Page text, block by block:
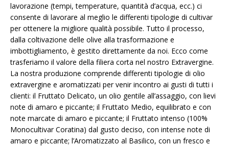
lavorazione (tempi, temperature, quantità d’acqua, ecc.) ci
consente di lavorare al meglio le differenti tipologie di cultivar
per ottenere la migliore qualità possibile. Tutto il processo,
dalla coltivazione delle olive alla trasformazione e
imbottigliamento, è gestito direttamente da noi. Ecco come
trasferiamo il valore della filiera corta nel nostro Extravergine.
La nostra produzione comprende differenti tipologie di olio
extravergine e aromatizzati per venir incontro ai gusti di tutti i
clienti: il Fruttato Delicato, un olio gentile all’assaggio, con lievi
note di amaro e piccante; il Fruttato Medio, equilibrato e con
note marcate di amaro e piccante; il Fruttato intenso (100%
Monocultivar Coratina) dal gusto deciso, con intense note di
amaro e piccante; l’Aromatizzato al Basilico, con un fresco e